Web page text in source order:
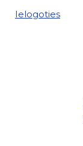
Ielogoties